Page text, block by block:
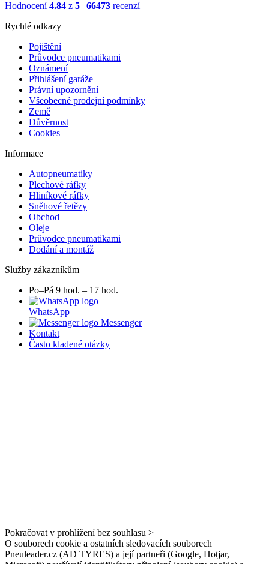
Hodnocení4.84 z 5 | 66473 recenzí
Rychlé odkazy
Pojištění
Průvodce pneumatikami
Oznámení
Přihlášení garáže
Právní upozornění
Všeobecné prodejní podmínky
Země
Důvěrnost
Cookies
Informace
Autopneumatiky
Plechové ráfky
Hliníkové ráfky
Sněhové řetězy
Obchod
Oleje
Průvodce pneumatikami
Dodání a montáž
Služby zákazníkům
Po–Pá 9 hod. – 17 hod.
WhatsApp
Messenger
Kontakt
Často kladené otázky
Pokračovat v prohlížení bez souhlasu >
O souborech cookie a ostatních sledovacích souborech
Pneuleader.cz (AD TYRES) a její partneři (Google, Hotjar,